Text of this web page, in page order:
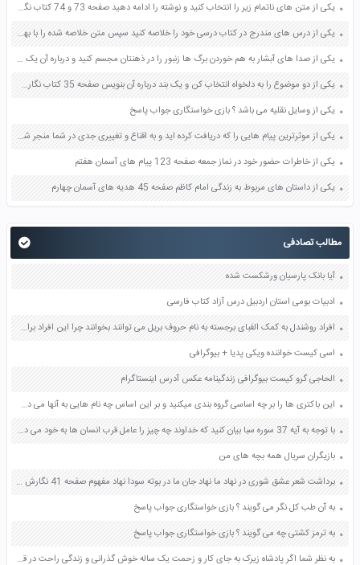
یکی از متن های ناتمام زیر را انتخاب کنید و نوشته را ادامه دهید صفحه 73 و 74 کتاب نگارش فارسی پنجم دبستان
یکی از درس های مندرج در کتاب درسی خود را خلاصه کنید سپس متن خلاصه شده را با بهره گیری از روش های دسته بندی نمودار جدول نقشه مفهومی نشان دهید صفحه 118 نگارش یازدهم
یکی از صدا های آبشار به هم خوردن برگ ها زنبور را در ذهنتان مجسم کنید و درباره آن یک بند بنویسید صفحه 11 نگارش پنجم
یکی از دو موضوع را به دلخواه انتخاب کن و یک بند درباره آن بنویس صفحه 35 کتاب نگارش فارسی سوم
یکی از وسایل نقلیه می باشد ؟ بازی خواستگاری جواب پاسخ
یکی از موثرترین پیام هایی را که دریافت کرده اید و به اقناع و تغییری جدی در شما منجر شده است برسی کنید و علت این تاثیر گذاری قابل توجه را بنویسید صفحه 52 تفکر و سواد رسانه ای دهم
یکی از خاطرات حضور خود در نماز جمعه صفحه 123 پیام های آسمان هفتم
یکی از داستان های مربوط به زندگی امام کاظم صفحه 45 هدیه های آسمان چهارم
مطالب تصادفی
آیا بانک پارسیان ورشکست شده
ادبیات بومی استان اردبیل درس آزاد کتاب فارسی
افراد روشندل به کمک الفبای برجسته به نام حروف بریل می توانند بخوانند چرا این افراد برای خواندن از سرانگشتان خود استفاده می کنند؟ صفحه 60 علوم پنجم
اسی کیست خواننده ویکی پدیا + بیوگرافی
الحاجی گرو کیست بیوگرافی زندگینامه عکس آدرس اینستاگرام
این باکتری ها را بر چه اساسی گروه بندی میکنید و بر این اساس چه نام هایی به آنها می دهید صفحه 118 علوم نهم
با توجه به آیه 37 سوره سبا بیان کنید که خداوند چه چیز را عامل قرب انسان ها به خود می داند صفحه 24 دین و زندگی دهم
بازیگران سریال همه بچه های من
برداشت شعر عشق شوری در نهاد ما نهاد جان ما در بوته سودا نهاد مفهوم صفحه 41 نگارش دوازدهم
به آن طب کل نگر می گویند ؟ بازی خواستگاری جواب پاسخ
به ترمز کشتی چه می گویند ؟ بازی خواستگاری جواب پاسخ
به نظر شما اگر پادشاه زیرک به جای کار و زحمت یک ساله خوش گذرانی و زندگی راحت در قصر را انتخاب می کرد چه سرانجامی در انتظار او می بود صفحه 42 پیام های آسمان هفتم